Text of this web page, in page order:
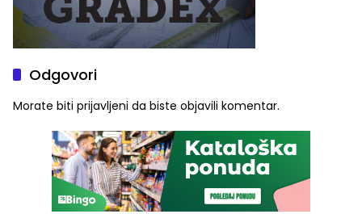
Odgovori
Morate biti prijavljeni da biste objavili komentar.